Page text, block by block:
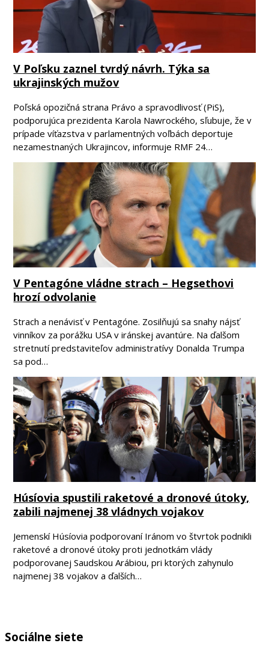
V Poľsku zaznel tvrdý návrh. Týka sa
ukrajinských mužov
Poľská opozičná strana Právo a spravodlivosť (PiS),
podporujúca prezidenta Karola Nawrockého, sľubuje, že v
prípade víťazstva v parlamentných voľbách deportuje
nezamestnaných Ukrajincov, informuje RMF 24…
V Pentagóne vládne strach – Hegsethovi
hrozí odvolanie
Strach a nenávisť v Pentagóne. Zosilňujú sa snahy nájsť
vinníkov za porážku USA v iránskej avantúre. Na ďalšom
stretnutí predstaviteľov administratívy Donalda Trumpa
sa pod…
Húsíovia spustili raketové a dronové útoky,
zabili najmenej 38 vládnych vojakov
Jemenskí Húsíovia podporovaní Iránom vo štvrtok podnikli
raketové a dronové útoky proti jednotkám vlády
podporovanej Saudskou Arábiou, pri ktorých zahynulo
najmenej 38 vojakov a ďalších…
Sociálne siete